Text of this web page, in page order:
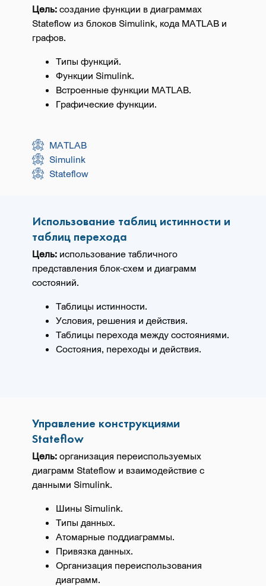
Цель: создание функции в диаграммах
Stateflow из блоков Simulink, кода MATLAB и
графов.
Типы функций.
Функции Simulink.
Встроенные функции MATLAB.
Графические функции.
MATLAB
Simulink
Stateflow
Использование таблиц истинности и
таблиц перехода
Цель: использование табличного
представления блок-схем и диаграмм
состояний.
Таблицы истинности.
Условия, решения и действия.
Таблицы перехода между состояниями.
Состояния, переходы и действия.
Управление конструкциями
Stateflow
Цель: организация переиспользуемых
диаграмм Stateflow и взаимодействие с
данными Simulink.
Шины Simulink.
Типы данных.
Атомарные поддиаграммы.
Привязка данных.
Организация переиспользования
диаграмм.